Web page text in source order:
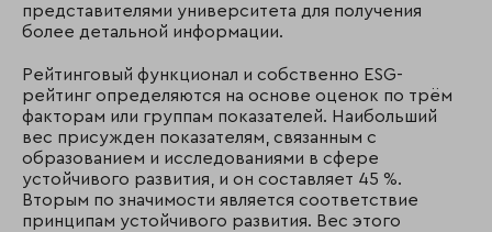
представителями университета для получения
более детальной информации.
Рейтинговый функционал и собственно ESG-
рейтинг определяются на основе оценок по трём
факторам или группам показателей. Наибольший
вес присужден показателям, связанным с
образованием и исследованиями в сфере
устойчивого развития, и он составляет 45 %.
Вторым по значимости является соответствие
принципам устойчивого развития. Вес этого